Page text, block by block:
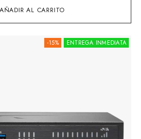
AÑADIR AL CARRITO
ENTREGA INMEDIATA
-15%